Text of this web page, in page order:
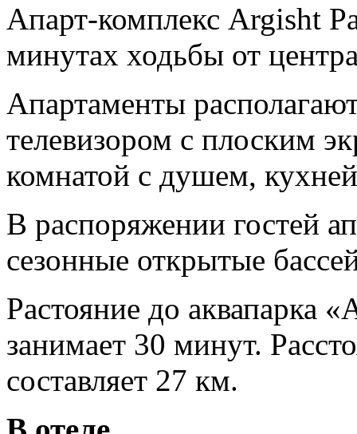
Апарт-комплекс Argisht
минутах ходьбы от
Апартаменты
телевизором с плоским
комнатой с душем,
В распоряжении гостей
сезонные открытые
Растояние до аквапарка
занимает 30 минут.
составляет 27 км.